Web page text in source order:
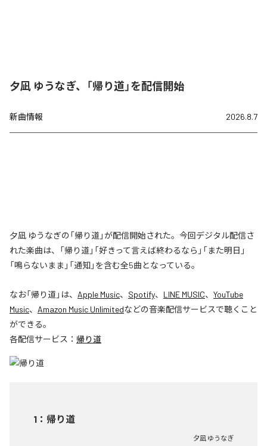
夕凪 ゆうなぎ、「帰り道」を配信開始
新曲情報 2026.8.7
夕凪 ゆうなぎの「帰り道」が配信開始された。今回デジタル配信さ
れた楽曲は、「帰り道」「好きって言えば終わるなら」「また明日」
「鳴らないまま」「通知」を含む全5曲となっている。
なお「帰り道」は、 Apple Music、 Spotify、 LINE MUSIC、 YouTube
Music、 Amazon Music Unlimitedなどの音楽配信サービスで聴くこと
ができる。
各配信サービス： 帰り道
1 ： 帰り道
夕凪 ゆうなぎ